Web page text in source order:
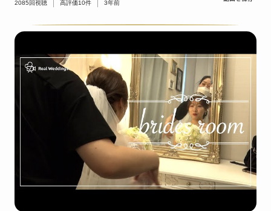
2085 回視聴 高評価10件 3年前